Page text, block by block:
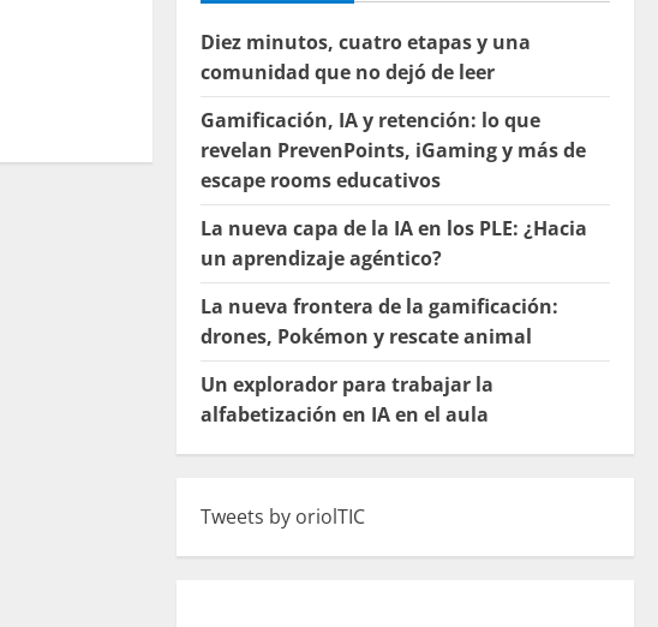
Diez minutos, cuatro etapas y una
comunidad que no dejó de leer
Gamificación, IA y retención: lo que
revelan PrevenPoints, iGaming y más de
escape rooms educativos
La nueva capa de la IA en los PLE: ¿Hacia
un aprendizaje agéntico?
La nueva frontera de la gamificación:
drones, Pokémon y rescate animal
Un explorador para trabajar la
alfabetización en IA en el aula
Tweets by oriolTIC